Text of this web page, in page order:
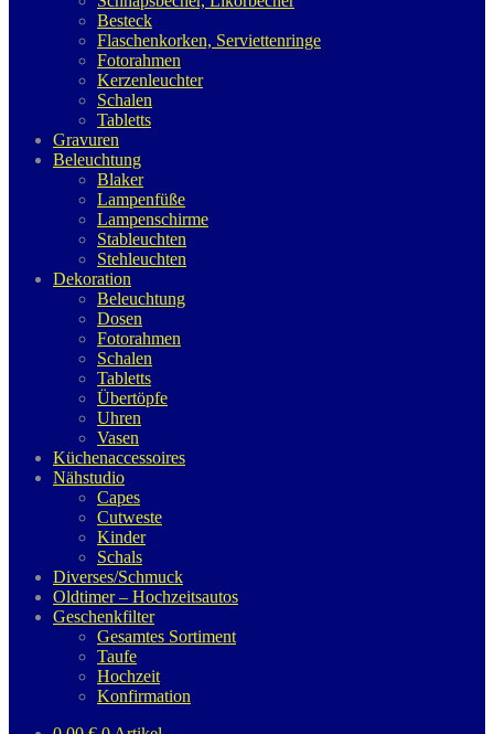
Besteck
Flaschenkorken, Serviettenringe
Fotorahmen
Kerzenleuchter
Schalen
Tabletts
Gravuren
Beleuchtung
Blaker
Lampenfüße
Lampenschirme
Stableuchten
Stehleuchten
Dekoration
Beleuchtung
Dosen
Fotorahmen
Schalen
Tabletts
Übertöpfe
Uhren
Vasen
Küchenaccessoires
Nähstudio
Capes
Cutweste
Kinder
Schals
Diverses/Schmuck
Oldtimer – Hochzeitsautos
Geschenkfilter
Gesamtes Sortiment
Taufe
Hochzeit
Konfirmation